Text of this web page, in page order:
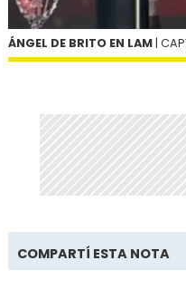
ÁNGEL DE BRITO EN LAM |
COMPARTÍ ESTA NOTA